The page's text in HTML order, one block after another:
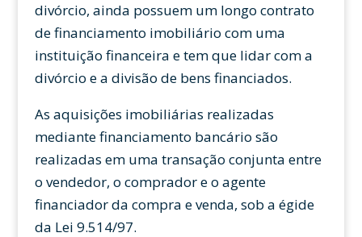
divórcio, ainda possuem um longo contrato
de financiamento imobiliário com uma
instituição financeira e tem que lidar com a
divórcio e a divisão de bens financiados.
As aquisições imobiliárias realizadas
mediante financiamento bancário são
realizadas em uma transação conjunta entre
o vendedor, o comprador e o agente
financiador da compra e venda, sob a égide
da Lei 9.514/97.